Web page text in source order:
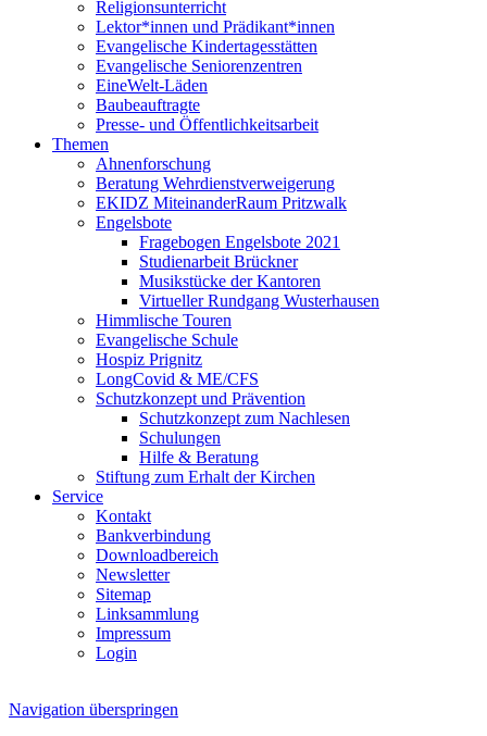
Religionsunterricht
Lektor*innen und Prädikant*innen
Evangelische Kindertagesstätten
Evangelische Seniorenzentren
EineWelt-Läden
Baubeauftragte
Presse- und Öffentlichkeitsarbeit
Themen
Ahnenforschung
Beratung Wehrdienstverweigerung
EKIDZ MiteinanderRaum Pritzwalk
Engelsbote
Fragebogen Engelsbote 2021
Studienarbeit Brückner
Musikstücke der Kantoren
Virtueller Rundgang Wusterhausen
Himmlische Touren
Evangelische Schule
Hospiz Prignitz
LongCovid & ME/CFS
Schutzkonzept und Prävention
Schutzkonzept zum Nachlesen
Schulungen
Hilfe & Beratung
Stiftung zum Erhalt der Kirchen
Service
Kontakt
Bankverbindung
Downloadbereich
Newsletter
Sitemap
Linksammlung
Impressum
Login
Navigation überspringen